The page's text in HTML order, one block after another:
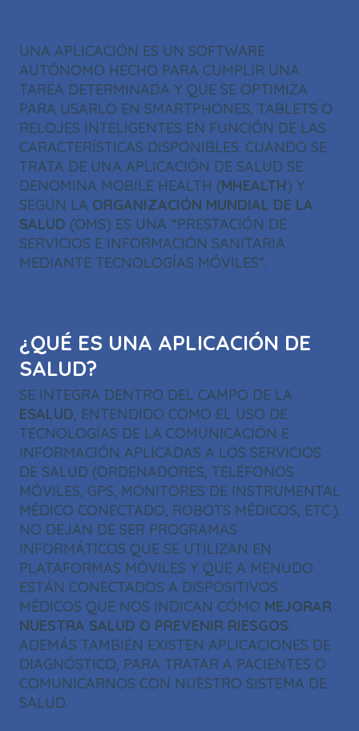
UNA APLICACIÓN ES UN SOFTWARE
AUTÓNOMO HECHO PARA CUMPLIR UNA
TAREA DETERMINADA Y QUE SE OPTIMIZA
PARA USARLO EN SMARTPHONES, TABLETS O
RELOJES INTELIGENTES EN FUNCIÓN DE LAS
CARACTERÍSTICAS DISPONIBLES. CUANDO SE
TRATA DE UNA APLICACIÓN DE SALUD SE
DENOMINA MOBILE HEALTH (MHEALTH) Y
SEGÚN LA ORGANIZACIÓN MUNDIAL DE LA
SALUD (OMS) ES UNA “PRESTACIÓN DE
SERVICIOS E INFORMACIÓN SANITARIA
MEDIANTE TECNOLOGÍAS MÓVILES”.
¿QUÉ ES UNA APLICACIÓN DE
SALUD?
SE INTEGRA DENTRO DEL CAMPO DE LA
ESALUD, ENTENDIDO COMO EL USO DE
TECNOLOGÍAS DE LA COMUNICACIÓN E
INFORMACIÓN APLICADAS A LOS SERVICIOS
DE SALUD (ORDENADORES, TELÉFONOS
MÓVILES, GPS, MONITORES DE INSTRUMENTAL
MÉDICO CONECTADO, ROBOTS MÉDICOS, ETC.).
NO DEJAN DE SER PROGRAMAS
INFORMÁTICOS QUE SE UTILIZAN EN
PLATAFORMAS MÓVILES Y QUE A MENUDO
ESTÁN CONECTADOS A DISPOSITIVOS
MÉDICOS QUE NOS INDICAN CÓMO MEJORAR
NUESTRA SALUD O PREVENIR RIESGOS.
ADEMÁS TAMBIÉN EXISTEN APLICACIONES DE
DIAGNÓSTICO, PARA TRATAR A PACIENTES O
COMUNICARNOS CON NUESTRO SISTEMA DE
SALUD.